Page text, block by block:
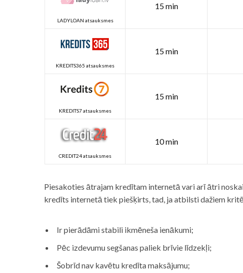
LADYLOAN atsauksmes
15 min
KREDITS365 atsauksmes
15 min
KREDITS7 atsauksmes
15 min
CREDIT24 atsauksmes
10 min
Piesakoties ātrajam kredītam internetā vari arī ātri
kredīts internetā tiek piešķirts, tad, ja atbilsti dažiem
Ir pierādāmi stabili ikmēneša ienākumi;
Pēc izdevumu segšanas paliek brīvie līdzekļi;
Šobrīd nav kavētu kredīta maksājumu;